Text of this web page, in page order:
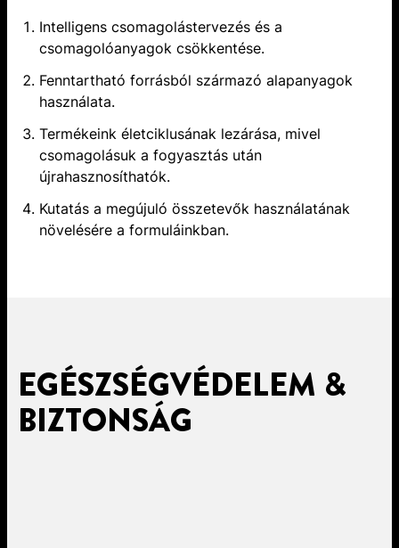
Intelligens csomagolástervezés és a
csomagolóanyagok csökkentése.
Fenntartható forrásból származó alapanyagok
használata.
Termékeink életciklusának lezárása, mivel
csomagolásuk a fogyasztás után
újrahasznosíthatók.
Kutatás a megújuló összetevők használatának
növelésére a formuláinkban.
EGÉSZSÉGVÉDELEM &
BIZTONSÁG